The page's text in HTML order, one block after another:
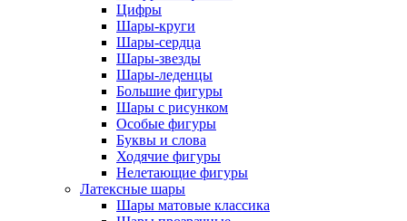
Цифры
Шары-круги
Шары-сердца
Шары-звезды
Шары-леденцы
Большие фигуры
Шары с рисунком
Особые фигуры
Буквы и слова
Ходячие фигуры
Нелетающие фигуры
Латексные шары
Шары матовые классика